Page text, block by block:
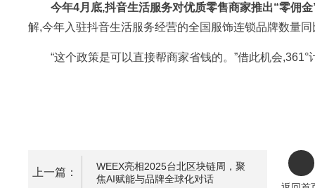
今年4月底,抖音生活服务对优质零售商家推出“零佣
解,今年入驻抖音生活服务经营的全国服饰连锁品牌数量
“这个政策是可以直接帮商家省钱的。”借此机会
上一篇：
WEEX亮相2025台北区块链周，聚
焦AI赋能与品牌全球化对话